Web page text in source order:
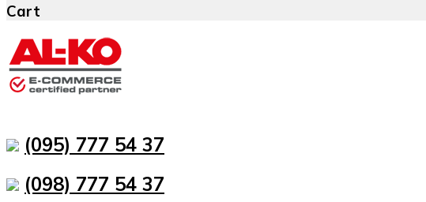
Cart
(095) 777 54 37
(098) 777 54 37